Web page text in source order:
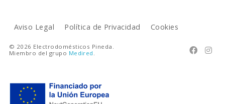
Aviso Legal Política de Privacidad Cookies
 
© 2026 Electrodomésticos Pineda.
Miembro del grupo Medired